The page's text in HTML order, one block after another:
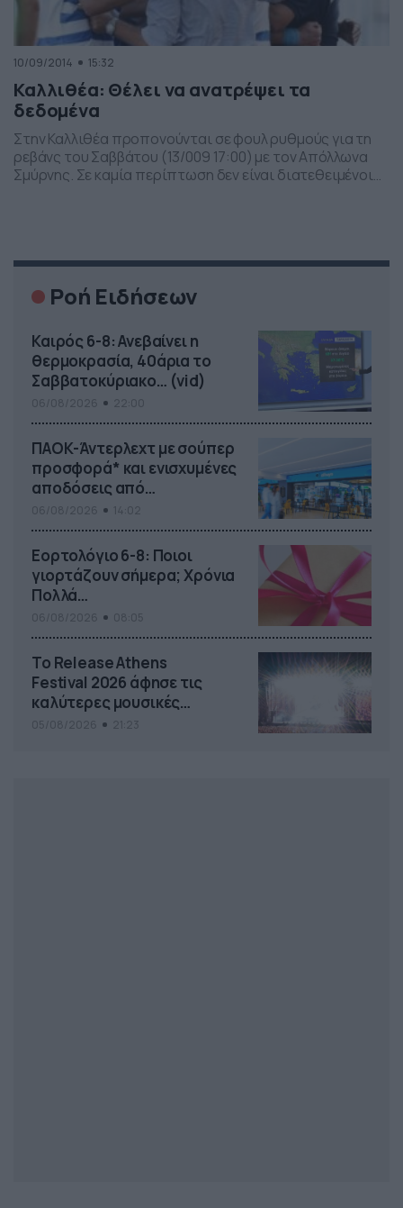
10/09/2014 15:32
Καλλιθέα: Θέλει να ανατρέψει τα
δεδομένα
Στην Καλλιθέα προπονούνται σε φουλ ρυθμούς για τη
ρεβάνς του Σαββάτου (13/009 17:00) με τον Απόλλωνα
Σμύρνης. Σε καμία περίπτωση δεν είναι διατεθειμένοι
Ροή Ειδήσεων
Καιρός 6-8: Ανεβαίνει η
θερμοκρασία, 40άρια το
Σαββατοκύριακο… (vid)
ΠΑΟΚ-Άντερλεχτ με σούπερ
προσφορά* και ενισχυμένες
αποδόσεις από
το Pamestoixima.gr
Εορτολόγιο 6-8: Ποιοι
γιορτάζουν σήμερα; Χρόνια
Πολλά…
Το Release Athens
Festival 2026 άφησε τις
καλύτερες μουσικές
αναμνήσεις